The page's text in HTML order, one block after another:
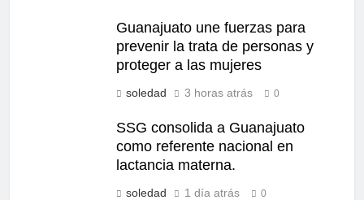
Guanajuato une fuerzas para
prevenir la trata de personas y
proteger a las mujeres
soledad 3 horas atrás 0
SSG consolida a Guanajuato
como referente nacional en
lactancia materna.
soledad 1 día atrás 0